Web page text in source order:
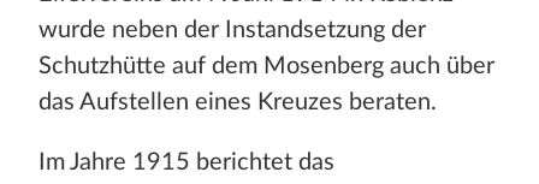
wurde neben der Instandsetzung der
Schutzhütte auf dem Mosenberg auch über
das Aufstellen eines Kreuzes beraten.
Im Jahre 1915 berichtet das